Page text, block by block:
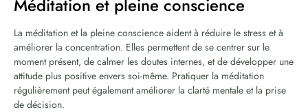
Méditation et pleine conscience
La méditation et la pleine conscience aident à réduire le stress et à
améliorer la concentration. Elles permettent de se centrer sur le
moment présent, de calmer les doutes internes, et de développer une
attitude plus positive envers soi-même. Pratiquer la méditation
régulièrement peut également améliorer la clarté mentale et la prise
de décision.